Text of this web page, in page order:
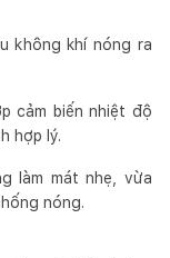
không khí nóng ra
cảm biến nhiệt độ
hợp lý.
làm mát nhẹ, vừa
nóng.